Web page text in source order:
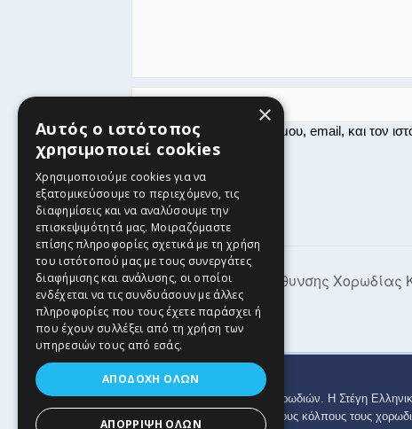
Αποθήκευσε το όνομά μου, email, και τον
4ο Σεμινάριο Διεύθυνσης Χορωδίας
Copyright © 2024 Στέγη Ελληνικών Χορωδιών. Η Στέγη
πανελλαδικά φορείς που διατηρούν στους κόλπους τους
×
Αυτός ο ιστότοπος
χρησιμοποιεί cookies
Χρησιμοποιούμε cookies για να
εξατομικεύσουμε το περιεχόμενο, τις
διαφημίσεις και να αναλύσουμε την
επισκεψιμότητά μας. Μοιραζόμαστε
επίσης πληροφορίες σχετικά με τη χρήση
του ιστότοπού μας με τους συνεργάτες
διαφήμισης και ανάλυσης, οι οποίοι
ενδέχεται να τις συνδυάσουν με άλλες
πληροφορίες που τους έχετε παράσχει ή
που έχουν συλλέξει από τη χρήση των
υπηρεσιών τους από εσάς.
ΑΠΟΔΟΧΉ ΌΛΩΝ
ΑΠΌΡΡΙΨΗ ΌΛΩΝ